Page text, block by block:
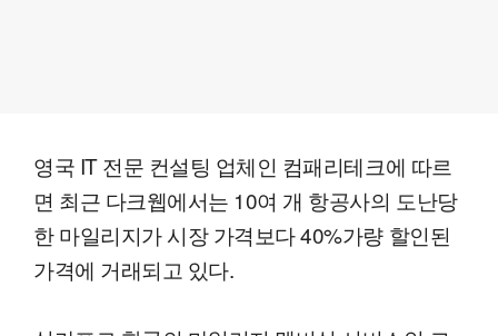
영국 IT 전문 컨설팅 업체인 컴패리테크에 따르
면 최근 다크웹에서는 10여 개 항공사의 도난당
한 마일리지가 시장 가격보다 40%가량 할인된
가격에 거래되고 있다.